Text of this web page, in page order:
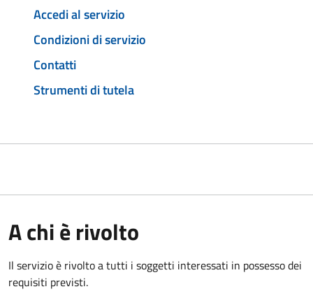
Accedi al servizio
Condizioni di servizio
Contatti
Strumenti di tutela
A chi è rivolto
Il servizio è rivolto a tutti i soggetti interessati in possesso dei
requisiti previsti.